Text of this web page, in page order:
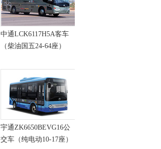
中通LCK6117H5A客车
（柴油国五24-64座）
宇通ZK6650BEVG16公
交车（纯电动10-17座）